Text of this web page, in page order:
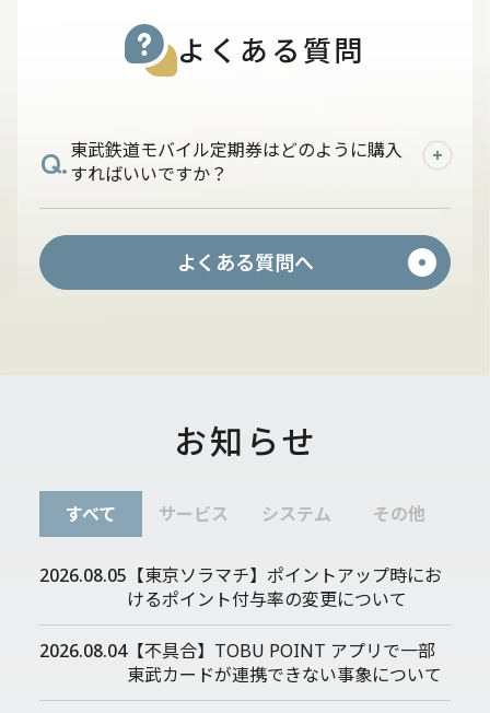
よくある質問
Q.東武鉄道モバイル定期券はどのように購入
すればいいですか？
A.PASMOアプリに東武カードをご登録いた
だき、東武鉄道が発駅のモバイル定期券を
購入してください。
よくある質問へ
お知らせ
すべて サービス システム その他
2026.08.05 【東京ソラマチ】ポイントアップ時にお
けるポイント付与率の変更について
2026.08.04【不具合】TOBU POINT アプリで一部
東武カードが連携できない事象について